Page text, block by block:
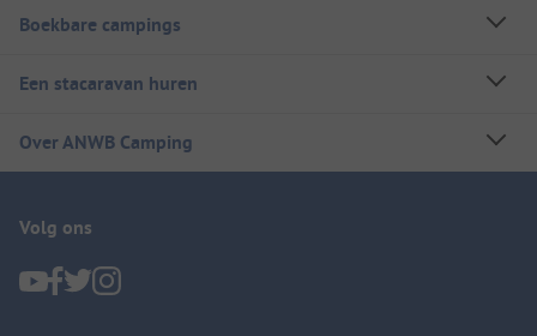
Boekbare campings
Een stacaravan huren
Over ANWB Camping
Volg ons